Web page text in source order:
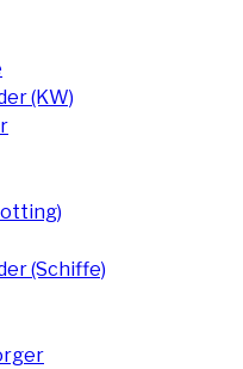
(KW)
(Schiffe)